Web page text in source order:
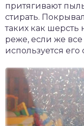
притягивают
стирать.
таких как шерсть
реже, если же
используется